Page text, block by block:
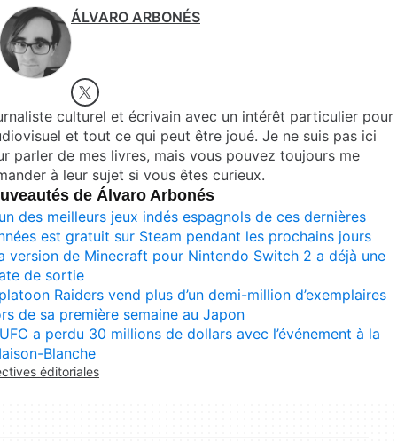
ÁLVARO ARBONÉS
culturel et écrivain avec un intérêt particulier pour
et tout ce qui peut être joué. Je ne suis pas ici
parler de mes livres, mais vous pouvez toujours me
à leur sujet si vous êtes curieux.
de Álvaro Arbonés
des meilleurs jeux indés espagnols de ces dernières
est gratuit sur Steam pendant les prochains jours
version de Minecraft pour Nintendo Switch 2 a déjà une
de sortie
Raiders vend plus d’un demi-million d’exemplaires
de sa première semaine au Japon
a perdu 30 millions de dollars avec l’événement à la
Blanche
éditoriales